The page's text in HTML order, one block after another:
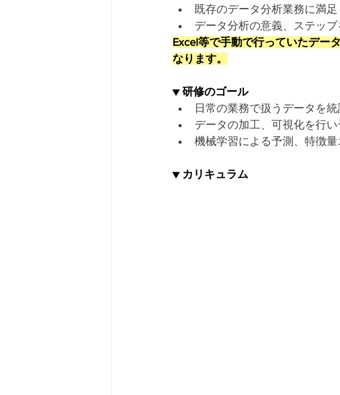
既存のデータ分析業務に満
データ分析の意義、ステッ
Excel等で手動で行っていたデー
なります。
▼ 研修のゴール
日常の業務で扱うデータを
データの加工、可視化を行
機械学習による予測、特徴
▼ カリキュラム